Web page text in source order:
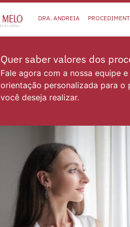
DRA. ANDREIA
Quer saber valores dos
Fale agora com a nossa equipe
orientação personalizada para o
você deseja realizar.